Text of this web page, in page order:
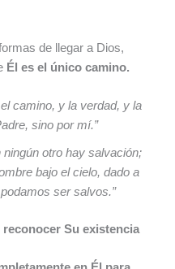
de llegar a Dios,
Él es el único camino.
el camino, y la verdad, y la
sino por mí.”
ningún otro hay salvación;
bajo el cielo, dado a
ser salvos.”
reconocer Su existencia